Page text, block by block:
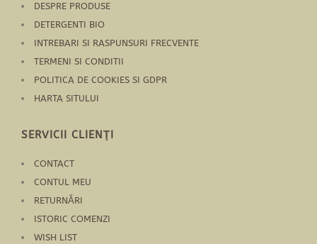
DESPRE PRODUSE
DETERGENTI BIO
INTREBARI SI RASPUNSURI FRECVENTE
TERMENI SI CONDITII
POLITICA DE COOKIES SI GDPR
HARTA SITULUI
SERVICII CLIENŢI
CONTACT
CONTUL MEU
RETURNĂRI
ISTORIC COMENZI
WISH LIST